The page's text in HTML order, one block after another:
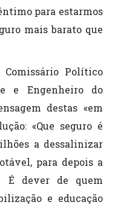
para estarmos
mais barato que
Comissário Político
e Engenheiro do
destas «em
«Que seguro é
a dessalinizar
para depois a
É dever de quem
e educação